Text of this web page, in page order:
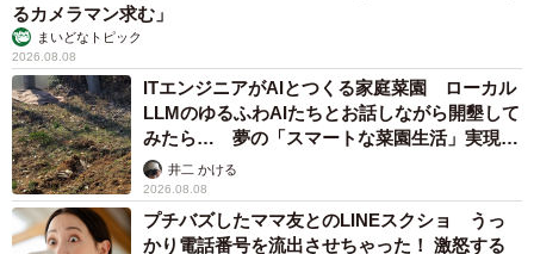
るカメラマン求む」
まいどなトピック
2026.08.08
ITエンジニアがAIとつくる家庭菜園 ローカル
LLMのゆるふわAIたちとお話しながら開墾して
みたら… 夢の「スマートな菜園生活」実現な
るか井二 かける
2026.08.08
プチバズしたママ友とのLINEスクショ うっ
かり電話番号を流出させちゃった！ 激怒する